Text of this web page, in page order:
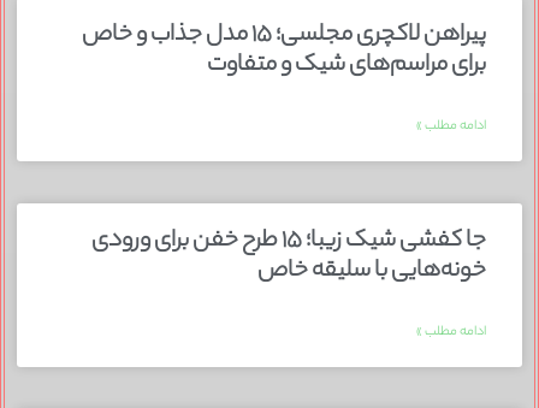
پیراهن لاکچری مجلسی؛ ۱۵ مدل جذاب و خاص
برای مراسم‌های شیک و متفاوت
ادامه مطلب »
جا کفشی شیک زیبا؛ ۱۵ طرح خفن برای ورودی
خونه‌هایی با سلیقه خاص
ادامه مطلب »